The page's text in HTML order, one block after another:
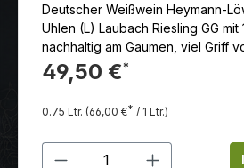
Deutscher Weißwein Heymann-
Uhlen (L) Laubach Riesling GG
nachhaltig am Gaumen, viel Griff
Gerbstoffen, süßlicher Schmelz,
jung, langer, saftiger und griffiger
kräuterig-vegetabilen und
allem an Cranberries erinnernden
49,50 €*
0.75 Ltr. (66,00 €* / 1 Ltr.)
Produkt Anzahl: